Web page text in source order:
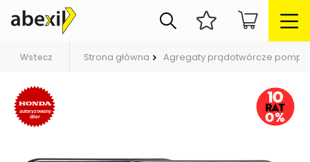
Wstecz Strona główna Agregaty prądotwórcze pompy